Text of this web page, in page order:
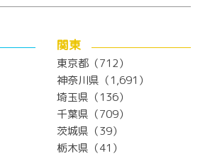
関東
東京都（712）
神奈川県（1,691）
埼玉県（136）
千葉県（709）
茨城県（39）
栃木県（41）